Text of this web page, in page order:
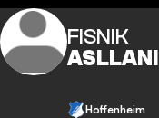
FISNIK
ASLLANI
Hoffenheim